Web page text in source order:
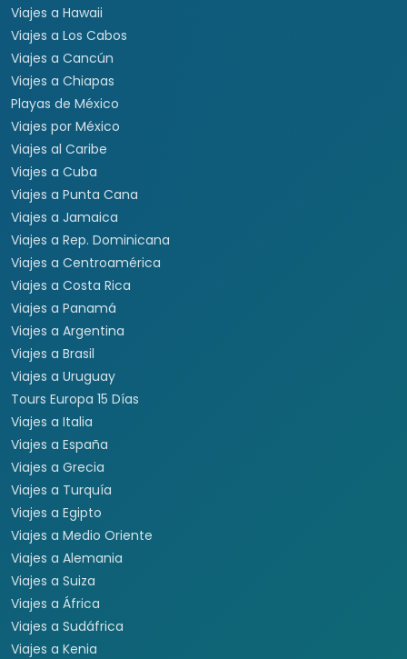
Viajes a Hawaii
Viajes a Los Cabos
Viajes a Cancún
Viajes a Chiapas
Playas de México
Viajes por México
Viajes al Caribe
Viajes a Cuba
Viajes a Punta Cana
Viajes a Jamaica
Viajes a Rep. Dominicana
Viajes a Centroamérica
Viajes a Costa Rica
Viajes a Panamá
Viajes a Argentina
Viajes a Brasil
Viajes a Uruguay
Tours Europa 15 Días
Viajes a Italia
Viajes a España
Viajes a Grecia
Viajes a Turquía
Viajes a Egipto
Viajes a Medio Oriente
Viajes a Alemania
Viajes a Suiza
Viajes a África
Viajes a Sudáfrica
Viajes a Kenia